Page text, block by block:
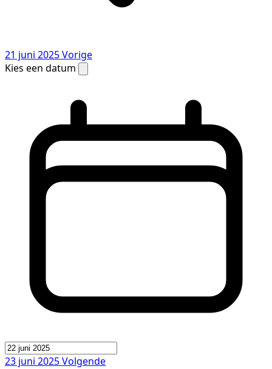
21 juni 2025Vorige
Kies een datum
23 juni 2025Volgende